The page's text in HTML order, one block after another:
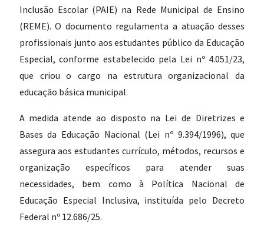
Inclusão Escolar (PAIE) na Rede Municipal de Ensino
(REME). O documento regulamenta a atuação desses
profissionais junto aos estudantes público da Educação
Especial, conforme estabelecido pela Lei nº 4.051/23,
que criou o cargo na estrutura organizacional da
educação básica municipal.
A medida atende ao disposto na Lei de Diretrizes e
Bases da Educação Nacional (Lei nº 9.394/1996), que
assegura aos estudantes currículo, métodos, recursos e
organização específicos para atender suas
necessidades, bem como à Política Nacional de
Educação Especial Inclusiva, instituída pelo Decreto
Federal nº 12.686/25.